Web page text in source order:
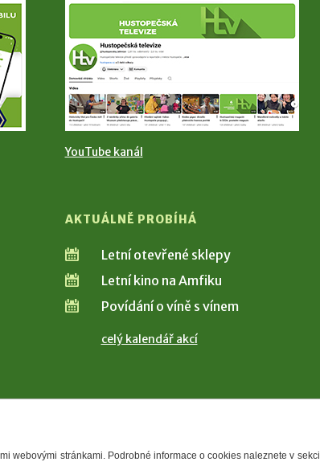
YouTube kanál
AKTUÁLNĚ PROBÍHÁ
Letní otevřené sklepy
Letní kino na Amfiku
Povídání o víně s vínem
celý kalendář akcí
webovými stránkami. Podrobné informace o cookies naleznete v sekci